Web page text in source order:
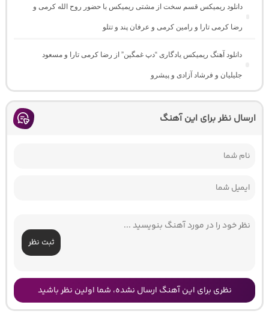
دانلود ریمیکس قسم سخت از مشتی ریمیکس با حضور روح الله کرمی و
رضا کرمی تارا و رامین کرمی و عرفان پند و تتلو
دانلود آهنگ ریمیکس یادگاری “دپ غمگین” از رضا کرمی تارا و مسعود
جلیلیان و فرشاد آزادی و پیشرو
ارسال نظر برای این آهنگ
ثبت نظر
نظری برای این آهنگ ارسال نشده، شما اولین نظر باشید